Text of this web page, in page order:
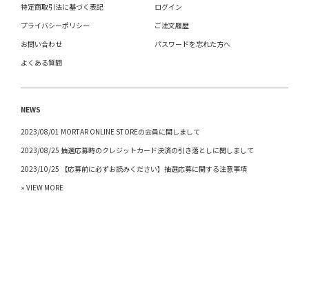
特定商取引法に基づく表記
プライバシーポリシー
お問い合わせ
よくある質問
ログイン
ご注文履歴
パスワードを忘れた方へ
NEWS
2023/08/01 MORTAR ONLINE STOREの会員に関しまして
2023/08/25 抽選応募時のクレジットカード決済の引き落としに関しまして
2023/10/25 【応募前に必ずお読みください】抽選応募に関する注意事項
» VIEW MORE